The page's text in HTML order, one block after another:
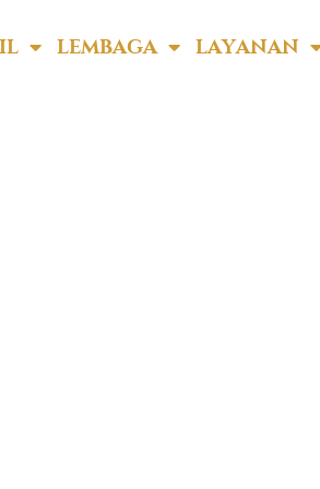
LEMBAGA LAYANAN